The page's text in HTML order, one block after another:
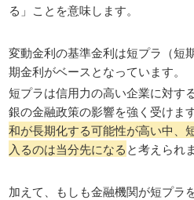
る」ことを意味します。
変動金利の基準金利は短プラ（短
期金利がベースとなっています。
短プラは信用力の高い企業に対す
銀の金融政策の影響を強く受けます
和が長期化する可能性が高い中、
入るのは当分先になると考えられ
加えて、もしも金融機関が短プラ